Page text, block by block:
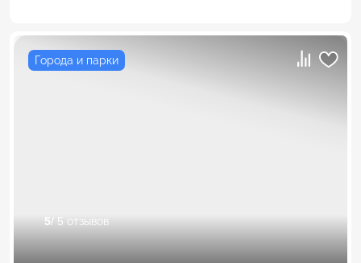
Города и парки
5/ 5 отзывов